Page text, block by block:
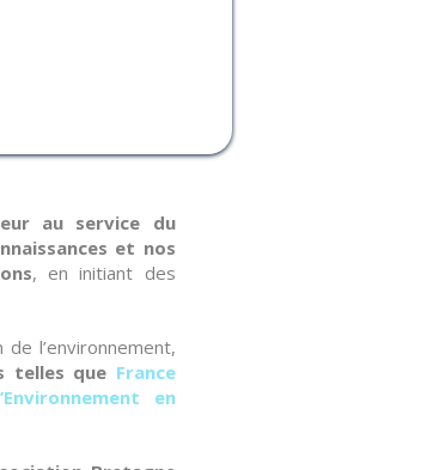
au service du
et nos
, en initiant des
l’environnement,
telles que France
en